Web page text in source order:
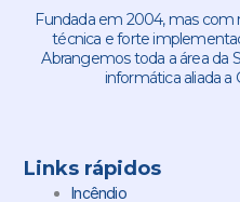
Fundada em 2004, mas com
técnica e forte
Abrangemos toda a área da
informática aliada a
Links rápidos
Incêndio